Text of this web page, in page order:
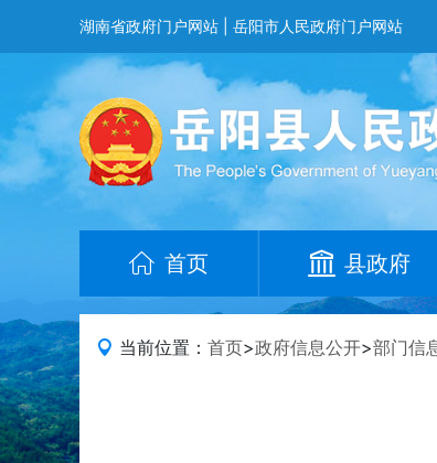
湖南省政府门户网站 岳阳市人民政府门户网站
首页 县政府
当前位置： 首页>政府信息公开>部门信